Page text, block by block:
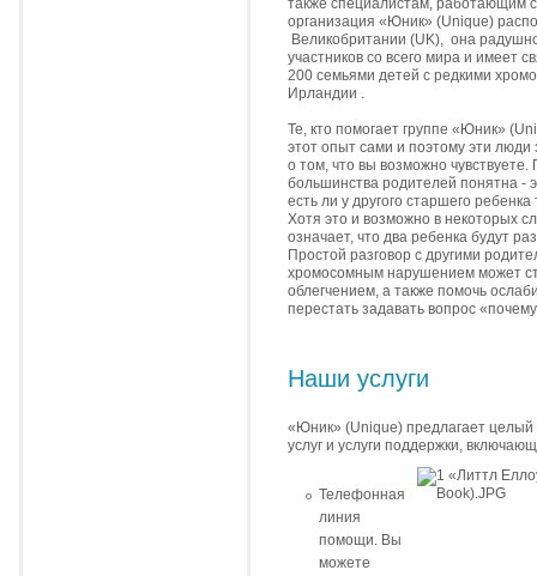
организация «Юник» (Unique)
Великобритании (UK), она
участников со всего мира и имеет
200 семьями детей с редкими
Ирландии .
Те, кто помогает группе «Юник»
этот опыт сами и поэтому эти
о том, что вы возможно чувствуете.
большинства родителей понятна -
есть ли у другого старшего
Хотя это и возможно в некоторых
означает, что два ребенка будут
Простой разговор с другими
хромосомным нарушением может
облегчением, а также помочь
перестать задавать вопрос
Наши услуги
«Юник» (Unique) предлагает
услуг и услуги поддержки,
Телефонная
линия
помощи. Вы
можете